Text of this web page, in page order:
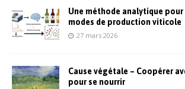
Une méthode analytique
modes de production viticole
27 mars 2026
Cause végétale – Coopérer
pour se nourrir